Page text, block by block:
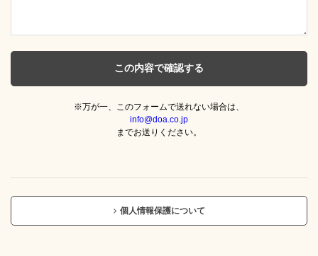
※万が一、このフォームで送れない場合は、
info@doa.co.jp
までお送りください。
個人情報保護について